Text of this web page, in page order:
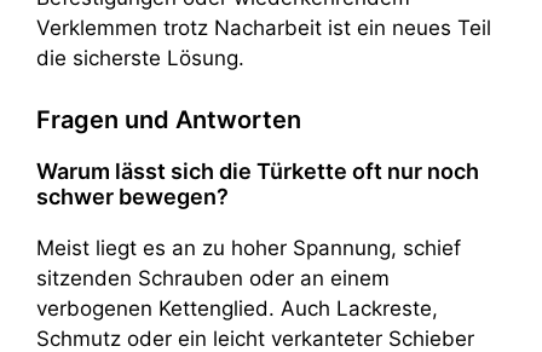
Verklemmen trotz Nacharbeit ist ein neues Teil
die sicherste Lösung.
Fragen und Antworten
Warum lässt sich die Türkette oft nur noch
schwer bewegen?
Meist liegt es an zu hoher Spannung, schief
sitzenden Schrauben oder an einem
verbogenen Kettenglied. Auch Lackreste,
Schmutz oder ein leicht verkanteter Schieber